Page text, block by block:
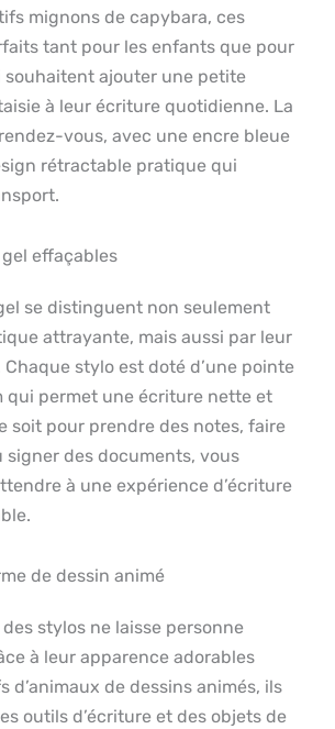
mignons de capybara, ces
tant pour les enfants que pour
souhaitent ajouter une petite
à leur écriture quotidienne. La
vous, avec une encre bleue
rétractable pratique qui
effaçables
se distinguent non seulement
attrayante, mais aussi par leur
stylo est doté d’une pointe
qui permet une écriture nette et
soit pour prendre des notes, faire
signer des documents, vous
à une expérience d’écriture
de dessin animé
stylos ne laisse personne
à leur apparence adorables
d’animaux de dessins animés, ils
outils d’écriture et des objets de